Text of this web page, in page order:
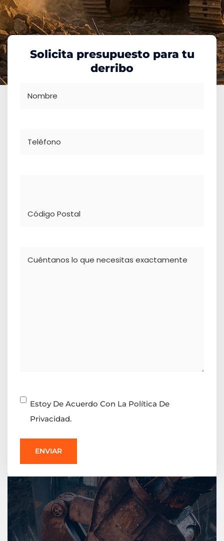
Solicita presupuesto para tu
derribo
Consentimiento
Estoy De Acuerdo Con La Política De
Privacidad.